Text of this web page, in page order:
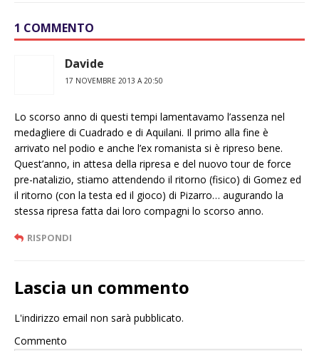
1 COMMENTO
Davide
17 NOVEMBRE 2013 A 20:50
Lo scorso anno di questi tempi lamentavamo l’assenza nel
medagliere di Cuadrado e di Aquilani. Il primo alla fine è
arrivato nel podio e anche l’ex romanista si è ripreso bene.
Quest’anno, in attesa della ripresa e del nuovo tour de force
pre-natalizio, stiamo attendendo il ritorno (fisico) di Gomez ed
il ritorno (con la testa ed il gioco) di Pizarro… augurando la
stessa ripresa fatta dai loro compagni lo scorso anno.
RISPONDI
Lascia un commento
L'indirizzo email non sarà pubblicato.
Commento